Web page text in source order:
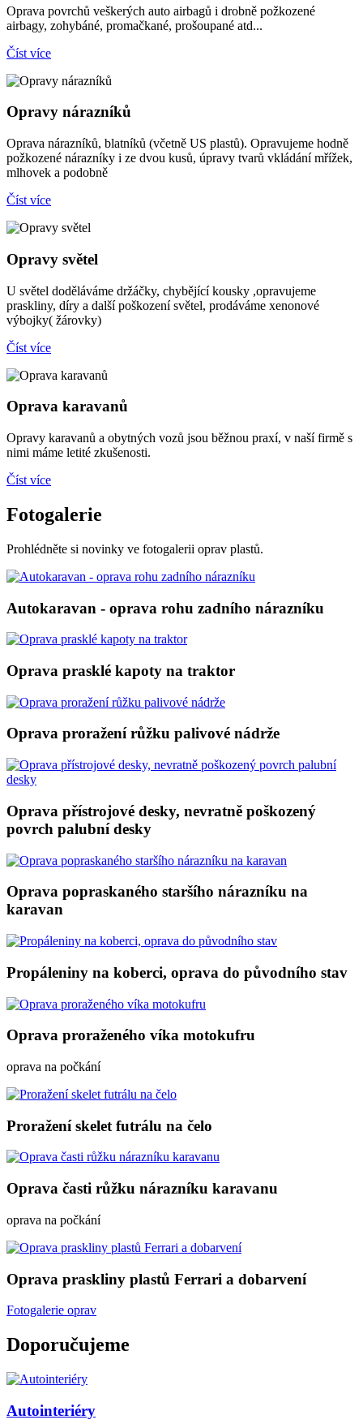
Oprava povrchů veškerých auto airbagů i drobně požkozené
airbagy, zohybáné, promačkané, prošoupané atd...
Číst více
Opravy nárazníků
Oprava nárazníků, blatníků (včetně US plastů). Opravujeme hodně
požkozené nárazníky i ze dvou kusů, úpravy tvarů vkládání mřížek,
mlhovek a podobně
Číst více
Opravy světel
U světel doděláváme držáčky, chybějící kousky ,opravujeme
praskliny, díry a další poškození světel, prodáváme xenonové
výbojky( žárovky)
Číst více
Oprava karavanů
Opravy karavanů a obytných vozů jsou běžnou praxí, v naší firmě s
nimi máme letité zkušenosti.
Číst více
Fotogalerie
Prohlédněte si novinky ve fotogalerii oprav plastů.
Autokaravan - oprava rohu zadního nárazníku
Oprava prasklé kapoty na traktor
Oprava proražení růžku palivové nádrže
Oprava přístrojové desky, nevratně poškozený
povrch palubní desky
Oprava popraskaného staršího nárazníku na
karavan
Propáleniny na koberci, oprava do původního stav
Oprava proraženého víka motokufru
oprava na počkání
Proražení skelet futrálu na čelo
Oprava časti růžku nárazníku karavanu
oprava na počkání
Oprava praskliny plastů Ferrari a dobarvení
Fotogalerie oprav
Doporučujeme
Autointeriéry